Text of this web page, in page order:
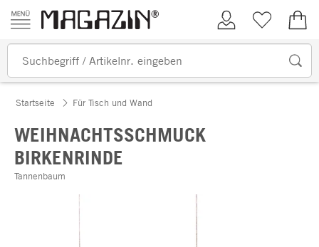
Zum Inhalt springen
Kundenkonto
Merkliste
Startseite Für Tisch und Wand
WEIHNACHTSSCHMUCK
BIRKENRINDE
Tannenbaum